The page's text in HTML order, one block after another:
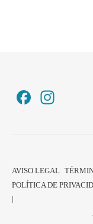
AVISO LEGAL
POLÍTICA DE